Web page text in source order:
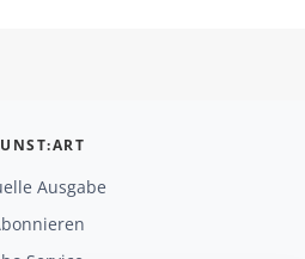
Ausgabe